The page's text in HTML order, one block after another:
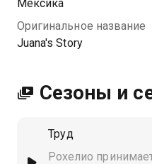
Мексика
Оригинальное название
Juana's Story
Сезоны и
Труд
Рохелио